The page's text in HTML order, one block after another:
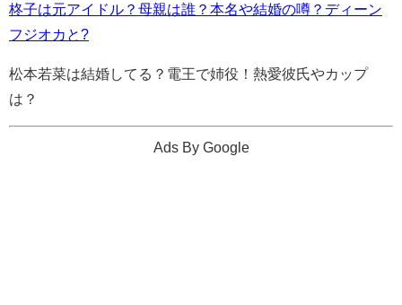
柊子は元アイドル？母親は誰？本名や結婚の噂？ディーン
フジオカと?
松本若菜は結婚してる？電王で姉役！熱愛彼氏やカップ
は？
Ads By Google